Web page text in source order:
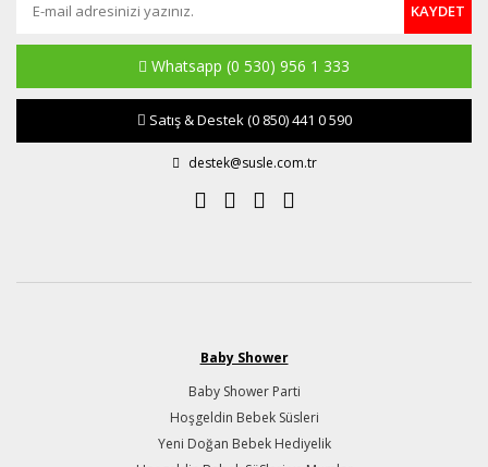
KAYDET
Whatsapp (0 530) 956 1 333
Satış & Destek(0 850) 441 0 590
destek@susle.com.tr
Baby Shower
Baby Shower Parti
Hoşgeldin Bebek Süsleri
Yeni Doğan Bebek Hediyelik